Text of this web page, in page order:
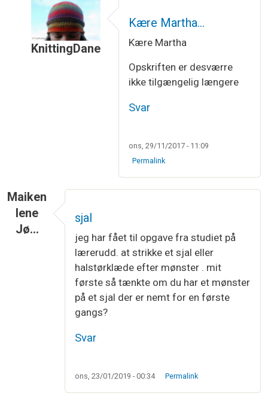
KnittingDane
OpskriftafMartha Vestergaard
Kære Martha…
Kære Martha
Opskriften er desværre
ikke tilgængelig længere
Svar
ons, 29/11/2017 - 11:09
Permalink
Maiken
lene
Jø…
sjal
jeg har fået til opgave fra studiet på
lærerudd. at strikke et sjal eller
halstørklæde efter mønster . mit
første så tænkte om du har et mønster
på et sjal der er nemt for en første
gangs?
Svar
ons, 23/01/2019 - 00:34 Permalink